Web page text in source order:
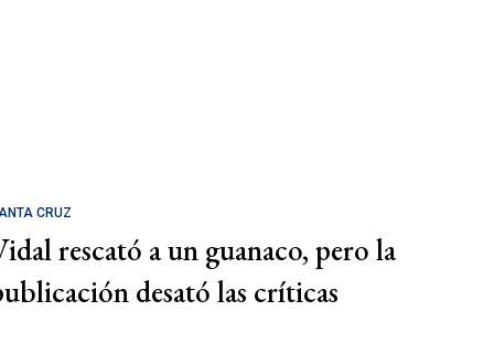
CRUZ
rescató a un guanaco, pero la
desató las críticas